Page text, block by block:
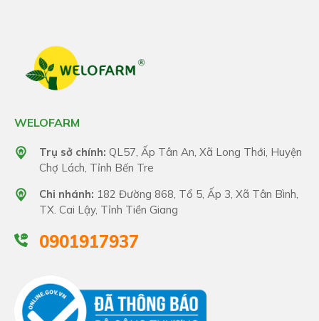
WELOFARM
Trụ sở chính: QL57, Ấp Tân An, Xã Long Thới, Huyện
Chợ Lách, Tỉnh Bến Tre
Chi nhánh: 182 Đường 868, Tổ 5, Ấp 3, Xã Tân Bình,
TX. Cai Lậy, Tỉnh Tiền Giang
0901917937